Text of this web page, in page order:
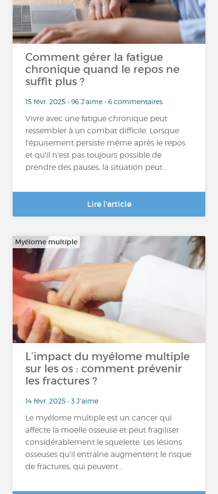
Comment gérer la fatigue
chronique quand le repos ne
suffit plus ?
15 févr. 2025 • 96 J'aime • 6 commentaires
Vivre avec une fatigue chronique peut
ressembler à un combat difficile. Lorsque
l'épuisement persiste même après le repos
et qu'il n'est pas toujours possible de
prendre des pauses, la situation peut...
Lire l'article
Myélome multiple
L’impact du myélome multiple
sur les os : comment prévenir
les fractures ?
14 févr. 2025 • 3 J'aime
Le myélome multiple est un cancer qui
affecte la moelle osseuse et peut fragiliser
considérablement le squelette. Les lésions
osseuses qu’il entraîne augmentent le risque
de fractures, qui peuvent...